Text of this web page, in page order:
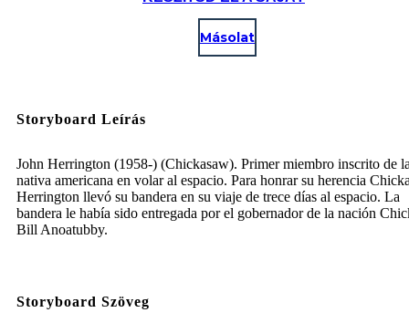
Másolat
Storyboard Leírás
John Herrington (1958-) (Chickasaw). Primer miembro inscrito de
nativa americana en volar al espacio. Para honrar su herencia
Herrington llevó su bandera en su viaje de trece días al espacio. La
bandera le había sido entregada por el gobernador de la nación
Bill Anoatubby.
Storyboard Szöveg